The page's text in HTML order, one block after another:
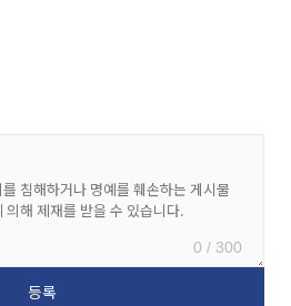
0 / 300